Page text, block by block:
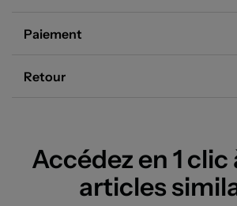
Paiement
Retour
Accédez en 1 clic
articles